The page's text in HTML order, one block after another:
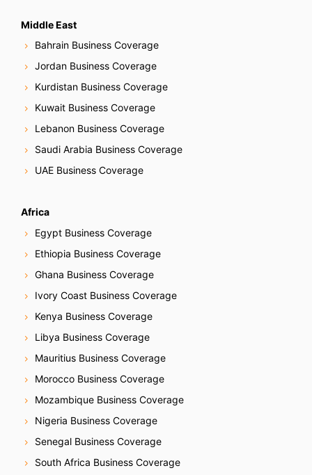
Middle East
Bahrain Business Coverage
Jordan Business Coverage
Kurdistan Business Coverage
Kuwait Business Coverage
Lebanon Business Coverage
Saudi Arabia Business Coverage
UAE Business Coverage
Africa
Egypt Business Coverage
Ethiopia Business Coverage
Ghana Business Coverage
Ivory Coast Business Coverage
Kenya Business Coverage
Libya Business Coverage
Mauritius Business Coverage
Morocco Business Coverage
Mozambique Business Coverage
Nigeria Business Coverage
Senegal Business Coverage
South Africa Business Coverage